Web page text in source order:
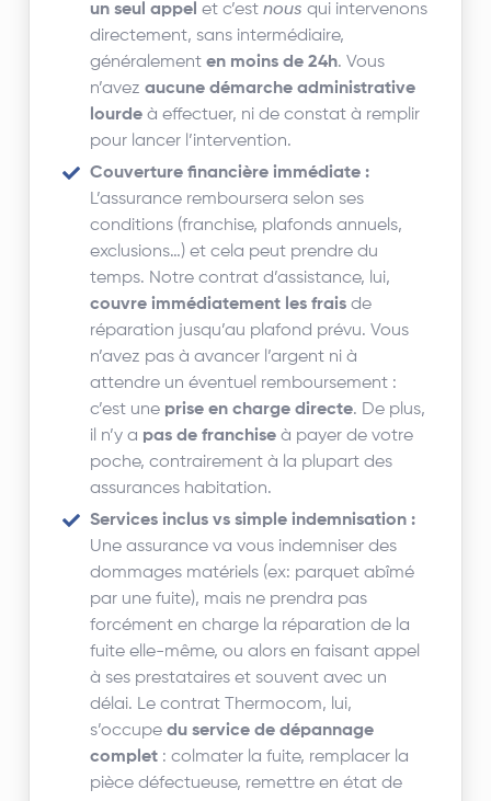
un seul appel et c’estnous qui intervenons
directement, sans intermédiaire,
généralementen moins de 24h. Vous
n’avezaucune démarche administrative
lourde à effectuer, ni de constat à remplir
pour lancer l’intervention.
Couverture financière immédiate :
L’assurance remboursera selon ses
conditions (franchise, plafonds annuels,
exclusions…) et cela peut prendre du
temps. Notre contrat d’assistance, lui,
couvre immédiatement les frais de
réparation jusqu’au plafond prévu. Vous
n’avez pas à avancer l’argent ni à
attendre un éventuel remboursement :
c’est une prise en charge directe. De plus,
il n’y a pas de franchise à payer de votre
poche, contrairement à la plupart des
assurances habitation.
Services inclus vs simple indemnisation :
Une assurance va vous indemniser des
dommages matériels (ex: parquet abîmé
par une fuite), mais ne prendra pas
forcément en charge la réparation de la
fuite elle-même, ou alors en faisant appel
à ses prestataires et souvent avec un
délai. Le contrat Thermocom, lui,
s’occupedu service de dépannage
complet : colmater la fuite, remplacer la
pièce défectueuse, remettre en état de